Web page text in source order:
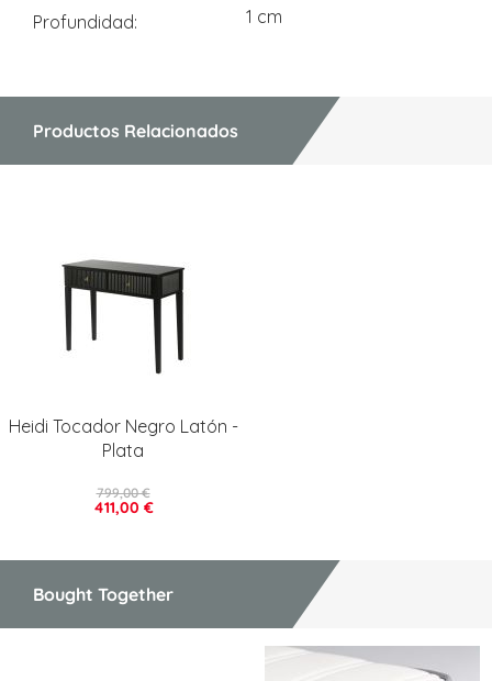
Profundidad
1 cm
Productos Relacionados
Heidi Tocador Negro Latón -
Plata
411,00 €
799,00 €
Bought Together